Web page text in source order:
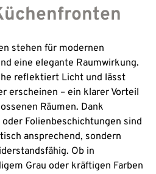
stehen für modernen
eine elegante Raumwirkung.
reflektiert Licht und lässt
erscheinen – ein klarer Vorteil
Räumen. Dank
Folienbeschichtungen sind
ansprechend, sondern
Ob in
Grau oder kräftigen Farben